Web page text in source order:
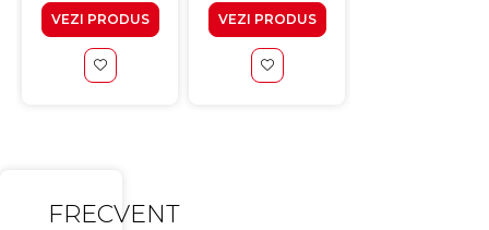
VEZI PRODUS VEZI PRODUS
FRECVENT